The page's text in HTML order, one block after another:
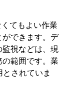
てもよい作業
ができます。デ
視などは、現
範囲です。業
されていま